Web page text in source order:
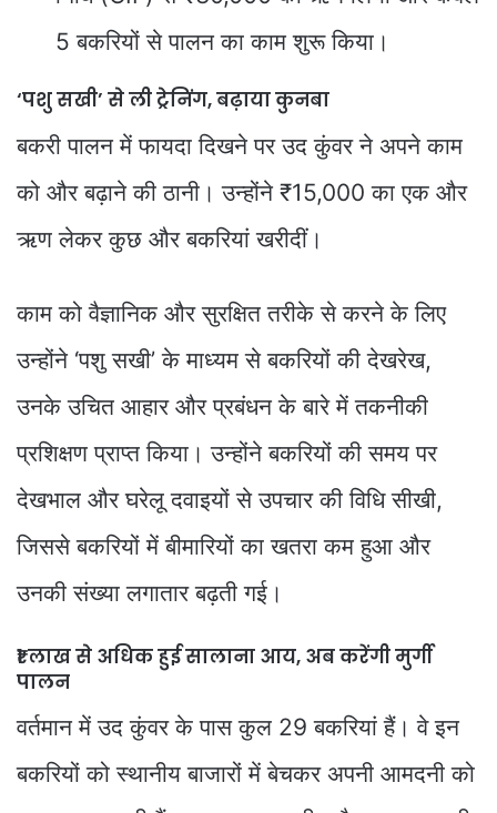
5 बकरियों से पालन का काम शुरू किया।
‘पशु सखी’ से ली ट्रेनिंग, बढ़ाया कुनबा
बकरी पालन में फायदा दिखने पर उद कुंवर ने अपने काम
को और बढ़ाने की ठानी। उन्होंने ₹15,000 का एक और
ऋण लेकर कुछ और बकरियां खरीदीं।
काम को वैज्ञानिक और सुरक्षित तरीके से करने के लिए
उन्होंने ‘पशु सखी’ के माध्यम से बकरियों की देखरेख,
उनके उचित आहार और प्रबंधन के बारे में तकनीकी
प्रशिक्षण प्राप्त किया। उन्होंने बकरियों की समय पर
देखभाल और घरेलू दवाइयों से उपचार की विधि सीखी,
जिससे बकरियों में बीमारियों का खतरा कम हुआ और
उनकी संख्या लगातार बढ़ती गई।
₹1 लाख से अधिक हुई सालाना आय, अब करेंगी मुर्गी
पालन
वर्तमान में उद कुंवर के पास कुल 29 बकरियां हैं। वे इन
बकरियों को स्थानीय बाजारों में बेचकर अपनी आमदनी को